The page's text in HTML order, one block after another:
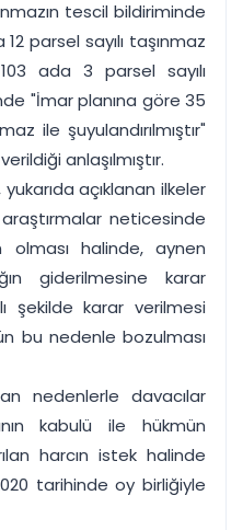
tescil bildiriminde
parsel sayılı taşınmaz
103 ada 3 parsel sayılı
"İmar planına göre 35
ile şuyulandırılmıştır"
anlaşılmıştır.
açıklanan ilkeler
neticesinde
halinde, aynen
giderilmesine karar
şekilde karar verilmesi
bu nedenle bozulması
nedenlerle davacılar
kabulü ile hükmün
harcın istek halinde
tarihinde oy birliğiyle